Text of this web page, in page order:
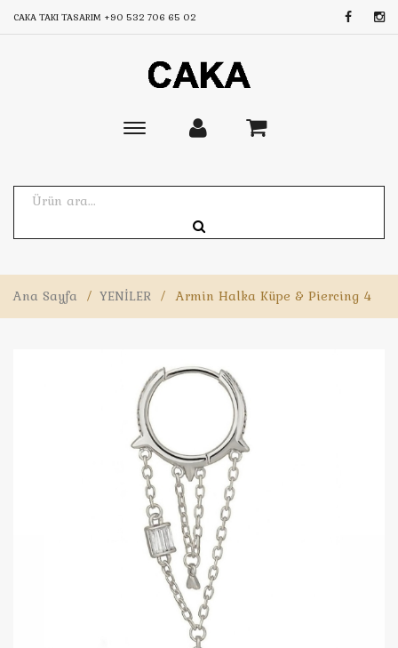
CAKA TAKI TASARIM +90 532 706 65 02
Toggle
Ana Sayfa / YENİLER / Armin Halka Küpe & Piercing 4